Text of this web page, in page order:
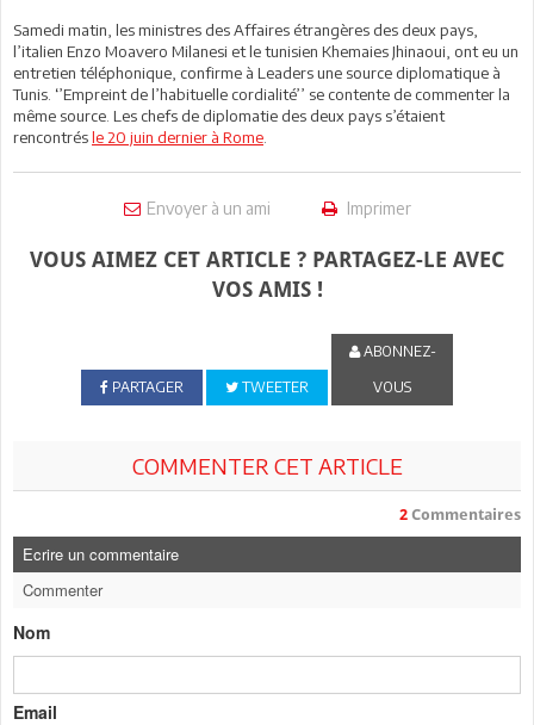
Samedi matin, les ministres des Affaires étrangères des deux pays,
l’italien Enzo Moavero Milanesi et le tunisien Khemaies Jhinaoui, ont eu un
entretien téléphonique, confirme à Leaders une source diplomatique à
Tunis. ‘’Empreint de l’habituelle cordialité’’ se contente de commenter la
même source. Les chefs de diplomatie des deux pays s’étaient
rencontrésle 20 juin dernier à Rome
Envoyer à un ami Imprimer
VOUS AIMEZ CET ARTICLE ? PARTAGEZ-LE AVEC
VOS AMIS !
PARTAGER TWEETER
ABONNEZ-
VOUS
COMMENTER CET ARTICLE
2 Commentaires
Ecrire un commentaire
Commenter
Nom
Email